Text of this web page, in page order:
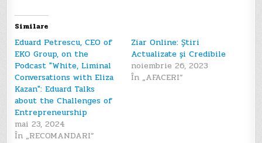
Similare
Eduard Petrescu, CEO of
EKO Group, on the
Podcast "White, Liminal
Conversations with Eliza
Kazan": Eduard Talks
about the Challenges of
Entrepreneurship
mai 23, 2024
În „RECOMANDARI”
Ziar Online: Știri
Actualizate și Credibile
noiembrie 26, 2023
În „AFACERI”